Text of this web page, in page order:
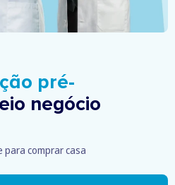
pré-
negócio
para comprar casa